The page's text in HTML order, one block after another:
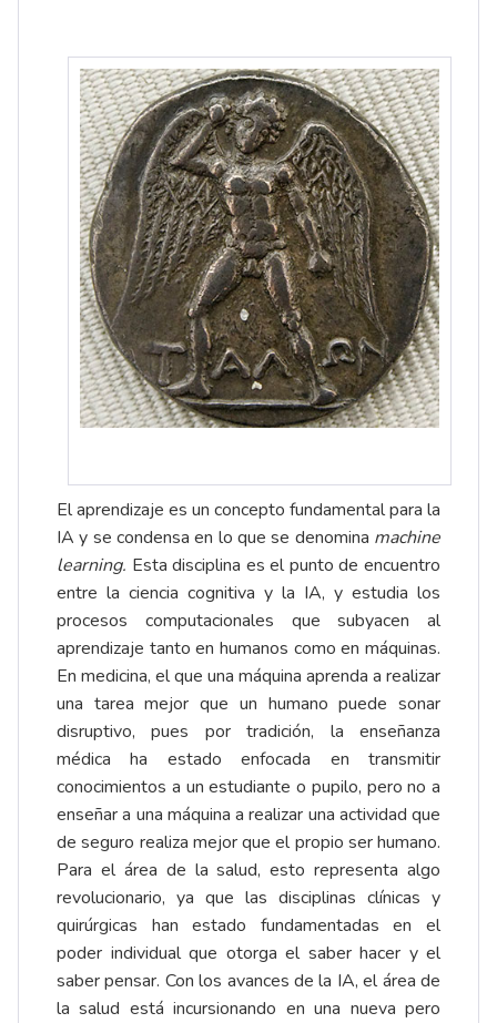
El aprendizaje es un concepto fundamental para la
IA y se condensa en lo que se denomina machine
learning. Esta disciplina es el punto de encuentro
entre la ciencia cognitiva y la IA, y estudia los
procesos computacionales que subyacen al
aprendizaje tanto en humanos como en máquinas.
En medicina, el que una máquina aprenda a realizar
una tarea mejor que un humano puede sonar
disruptivo, pues por tradición, la enseñanza
médica ha estado enfocada en transmitir
conocimientos a un estudiante o pupilo, pero no a
enseñar a una máquina a realizar una actividad que
de seguro realiza mejor que el propio ser humano.
Para el área de la salud, esto representa algo
revolucionario, ya que las disciplinas clínicas y
quirúrgicas han estado fundamentadas en el
poder individual que otorga el saber hacer y el
saber pensar. Con los avances de la IA, el área de
la salud está incursionando en una nueva pero